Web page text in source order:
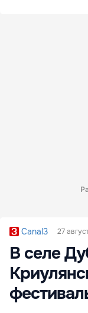
Canal3 27
В селе